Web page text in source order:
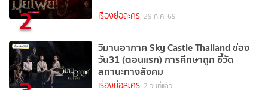
2 เรื่องย่อละคร 29 ก.ค. 69
วิมานอากาศ Sky Castle Thailand ช่อง
วัน31 (ตอนแรก) การศึกษาถูก ชี้วัด
สถานะทางสังคม
เรื่องย่อละคร 2 วันที่แล้ว